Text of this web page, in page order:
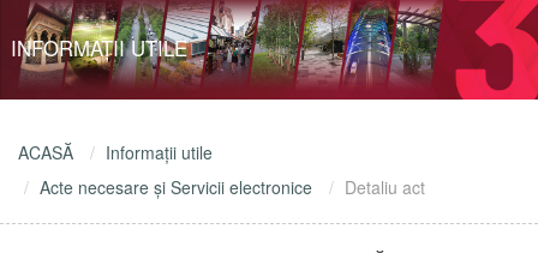
INFORMAŢII UTILE
ACASĂ
Informaţii utile
Acte necesare şi Servicii electronice
Detaliu act